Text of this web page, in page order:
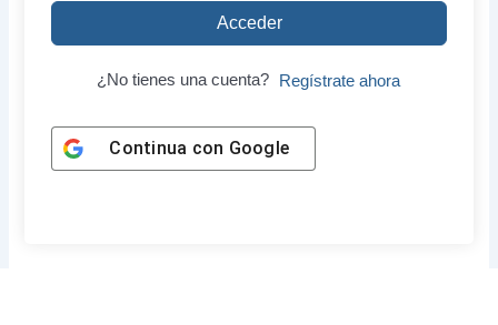
Acceder
¿No tienes una cuenta? Regístrate ahora
Continua con Google